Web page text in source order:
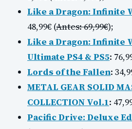
Like a Dragon: Infinite
48,99€ (Antes: 69,99€);
Like a Dragon: Infinite
Ultimate PS4 & PS5:
Lords of the Fallen:
METAL GEAR SOLID
COLLECTION Vol.1:
Pacific Drive: Deluxe